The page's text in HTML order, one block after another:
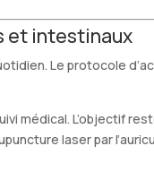
et intestinaux
Le protocole
médical. L’objectif
laser par